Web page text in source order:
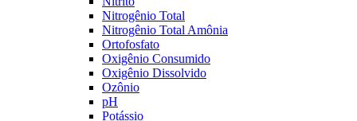
Nitrogênio Total
Nitrogênio Total Amônia
Ortofosfato
Oxigênio Consumido
Oxigênio Dissolvido
Ozônio
pH
Potássio